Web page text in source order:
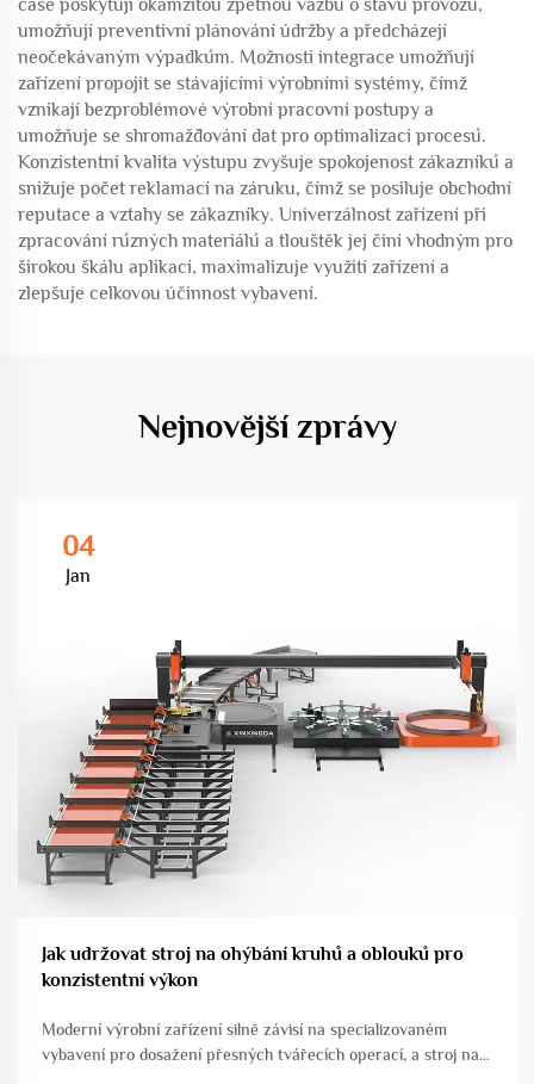
čase poskytují okamžitou zpětnou vazbu o stavu provozu,
umožňují preventivní plánování údržby a předcházejí
neočekávaným výpadkům. Možnosti integrace umožňují
zařízení propojit se stávajícími výrobními systémy, čímž
vznikají bezproblémové výrobní pracovní postupy a
umožňuje se shromažďování dat pro optimalizaci procesů.
Konzistentní kvalita výstupu zvyšuje spokojenost zákazníků a
snižuje počet reklamací na záruku, čímž se posiluje obchodní
reputace a vztahy se zákazníky. Univerzálnost zařízení při
zpracování různých materiálů a tlouštěk jej činí vhodným pro
širokou škálu aplikací, maximalizuje využití zařízení a
zlepšuje celkovou účinnost vybavení.
Nejnovější zprávy
04
Jan
Jak udržovat stroj na ohýbání kruhů a oblouků pro
konzistentní výkon
Moderní výrobní zařízení silně závisí na specializovaném
vybavení pro dosažení přesných tvářecích operací, a stroj na